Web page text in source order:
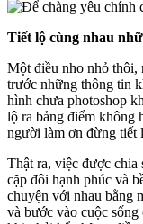
Tiết lộ cùng nhau
Một điều nho nhỏ thôi,
trước những thông tin
hình chưa photoshop
lộ ra bảng điểm không
người làm ơn đừng tiết
Thật ra, việc được chia
cặp đôi hạnh phúc và
chuyện với nhau bằng
và bước vào cuộc